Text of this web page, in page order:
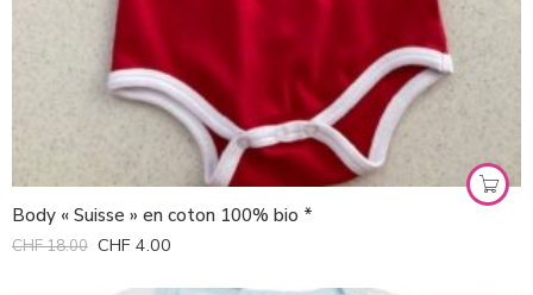
Body « Suisse » en coton 100% bio *
CHF18.00 CHF 4.00